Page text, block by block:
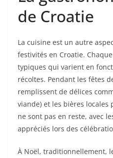
de Croatie
La cuisine est un autre
festivités en Croatie.
typiques qui varient en
récoltes. Pendant les fêtes
remplissent de délices
viande) et les bières locales
ne sont pas en reste, avec
appréciés lors des
À Noël, traditionnellement,